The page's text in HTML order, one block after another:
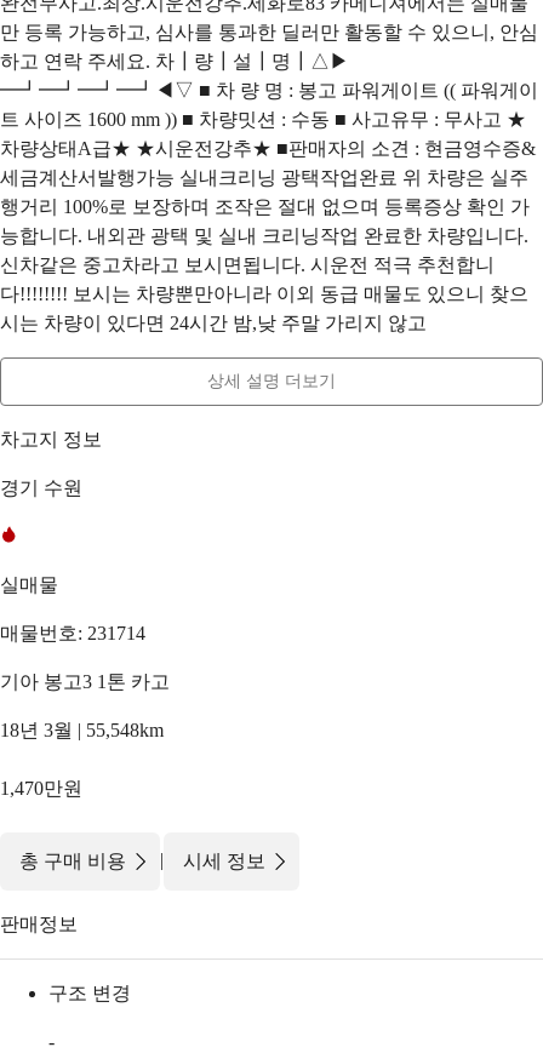
만 등록 가능하고, 심사를 통과한 딜러만 활동할 수 있으니, 안심
하고 연락 주세요. 차┃량┃설┃명┃△▶
━┛━┛━┛━┛◀▽ ■ 차 량 명 : 봉고 파워게이트 (( 파워게이
트 사이즈 1600 mm )) ■ 차량밋션 : 수동 ■ 사고유무 : 무사고 ★
차량상태A급★ ★시운전강추★ ■판매자의 소견 : 현금영수증&
세금계산서발행가능 실내크리닝 광택작업완료 위 차량은 실주
행거리 100%로 보장하며 조작은 절대 없으며 등록증상 확인 가
능합니다. 내외관 광택 및 실내 크리닝작업 완료한 차량입니다.
신차같은 중고차라고 보시면됩니다. 시운전 적극 추천합니
다!!!!!!!! 보시는 차량뿐만아니라 이외 동급 매물도 있으니 찾으
시는 차량이 있다면 24시간 밤,낮 주말 가리지 않고
상세 설명 더보기
차고지 정보
경기 수원
실매물
매물번호: 231714
기아 봉고3 1톤 카고
18년 3월 | 55,548km
1,470만원
총 구매 비용 | 시세 정보
판매정보
구조 변경
-